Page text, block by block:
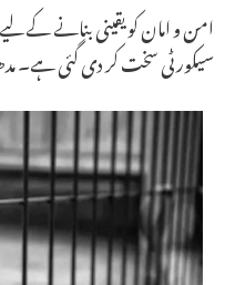
امن و امان کو یقینی بنانے کے
سیکورٹی سخت کر دی گئی ہے۔